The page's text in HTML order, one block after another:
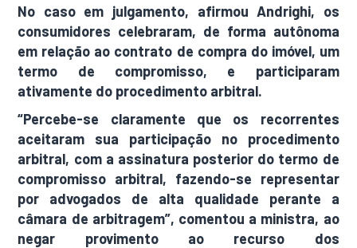
No caso em julgamento, afirmou Andrighi, os
consumidores celebraram, de forma autônoma
em relação ao contrato de compra do imóvel, um
termo de compromisso, e participaram
ativamente do procedimento arbitral.
“Percebe-se claramente que os recorrentes
aceitaram sua participação no procedimento
arbitral, com a assinatura posterior do termo de
compromisso arbitral, fazendo-se representar
por advogados de alta qualidade perante a
câmara de arbitragem”, comentou a ministra, ao
negar provimento ao recurso dos